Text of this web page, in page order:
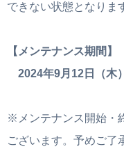
できない状態となりま
【メンテナンス期間】
2024年9月12日（木
※メンテナンス開始・
ございます。予めご了